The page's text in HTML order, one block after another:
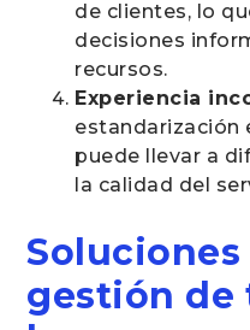
de clientes, lo
decisiones
recursos.
Experiencia
estandarización
puede llevar a
la calidad del
Soluciones
gestión de